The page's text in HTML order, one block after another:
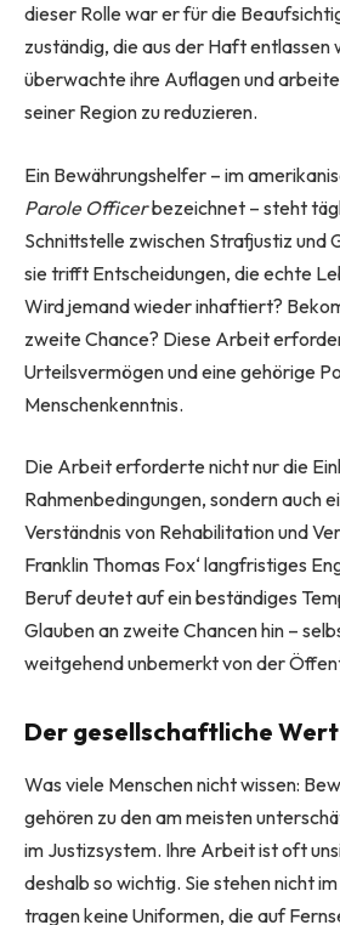
dieser Rolle war er für die
zuständig, die aus der Haft entlassen
überwachte ihre Auflagen und
seiner Region zu reduzieren.
Ein Bewährungshelfer – im
Parole Officerbezeichnet – steht
Schnittstelle zwischen Strafjustiz und
sie trifft Entscheidungen, die echte
Wird jemand wieder inhaftiert?
zweite Chance? Diese Arbeit
Urteilsvermögen und eine gehörige
Menschenkenntnis.
Die Arbeit erforderte nicht nur die
Rahmenbedingungen, sondern auch
Verständnis von Rehabilitation und
Franklin Thomas Fox‘ langfristiges
Beruf deutet auf ein beständiges
Glauben an zweite Chancen hin –
weitgehend unbemerkt von der
Der gesellschaftliche
Was viele Menschen nicht wissen:
gehören zu den am meisten
im Justizsystem. Ihre Arbeit ist oft
deshalb so wichtig. Sie stehen nicht
tragen keine Uniformen, die auf